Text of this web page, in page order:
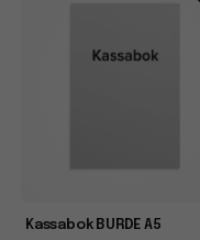
Kassabok BURDE A5